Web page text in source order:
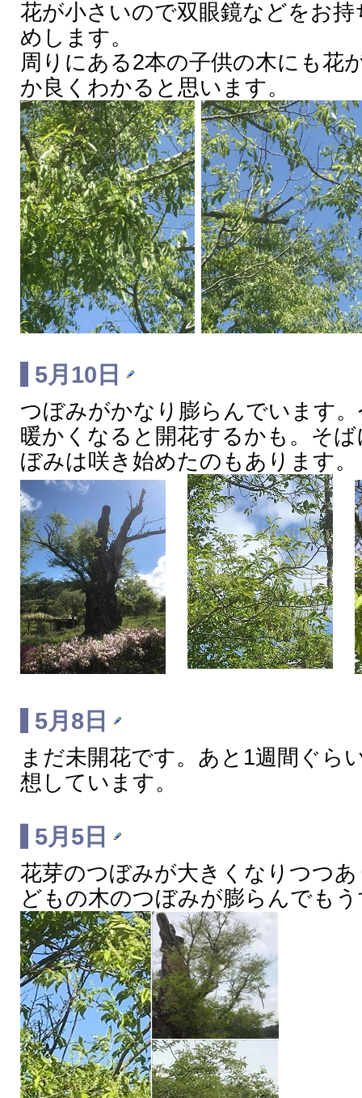
花が小さいので双眼鏡などをお
めします。
周りにある2本の子供の木にも花
か良くわかると思います。
5月10日
つぼみがかなり膨らんでいます
暖かくなると開花するかも。そ
ぼみは咲き始めたのもあります。
5月8日
まだ未開花です。あと1週間ぐら
想しています。
5月5日
花芽のつぼみが大きくなりつつ
どもの木のつぼみが膨らんでも